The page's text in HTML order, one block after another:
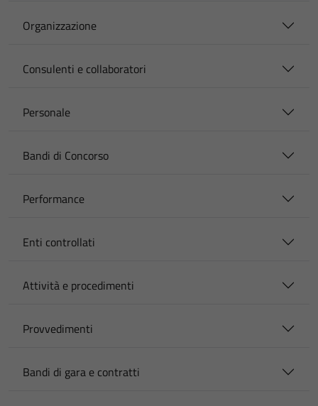
Organizzazione
Consulenti e collaboratori
Personale
Bandi di Concorso
Performance
Enti controllati
Attività e procedimenti
Provvedimenti
Bandi di gara e contratti